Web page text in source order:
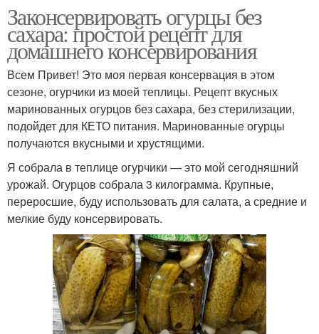
Законсервировать огурцы без
сахара: простой рецепт для
домашнего консервирования
Всем Привет! Это моя первая консервация в этом
сезоне, огурчики из моей теплицы. Рецепт вкусных
маринованных огурцов без сахара, без стерилизации,
подойдет для КЕТО питания. Маринованные огурцы
получаются вкусными и хрустящими.
Я собрала в теплице огурчики — это мой сегодняшний
урожай. Огурцов собрала 3 килограмма. Крупные,
переросшие, буду использовать для салата, а средние и
мелкие буду консервировать.